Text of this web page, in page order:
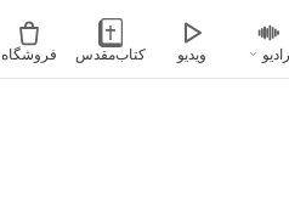
رادیو ویدیو کتاب‌مقدس فروشگاه